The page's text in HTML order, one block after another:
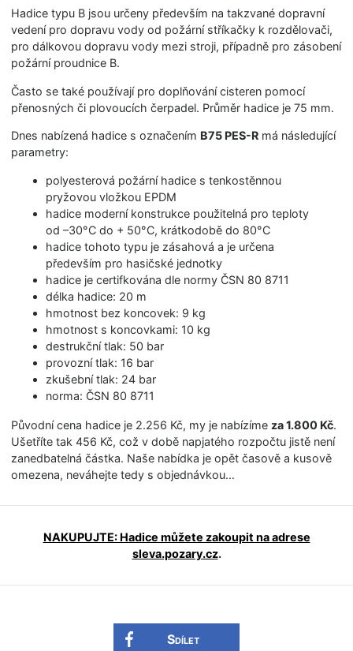
Hadice typu B jsou určeny především na takzvané dopravní
vedení pro dopravu vody od požární stříkačky k rozdělovači,
pro dálkovou dopravu vody mezi stroji, případně pro zásobení
požární proudnice B.
Často se také používají pro doplňování cisteren pomocí
přenosných či plovoucích čerpadel. Průměr hadice je 75 mm.
Dnes nabízená hadice s označením B75 PES-R má následující
parametry:
polyesterová požární hadice s tenkostěnnou
pryžovou vložkou EPDM
hadice moderní konstrukce použitelná pro teploty
od –30°C do + 50°C, krátkodobě do 80°C
hadice tohoto typu je zásahová a je určena
především pro hasičské jednotky
hadice je certifkována dle normy ČSN 80 8711
délka hadice: 20 m
hmotnost bez koncovek: 9 kg
hmotnost s koncovkami: 10 kg
destrukční tlak: 50 bar
provozní tlak: 16 bar
zkušební tlak: 24 bar
norma: ČSN 80 8711
Původní cena hadice je 2.256 Kč, my je nabízíme za 1.800 Kč.
Ušetříte tak 456 Kč, což v době napjatého rozpočtu jistě není
zanedbatelná částka. Naše nabídka je opět časově a kusově
omezena, neváhejte tedy s objednávkou…
NAKUPUJTE: Hadice můžete zakoupit na adrese
sleva.pozary.cz.
Sdílet